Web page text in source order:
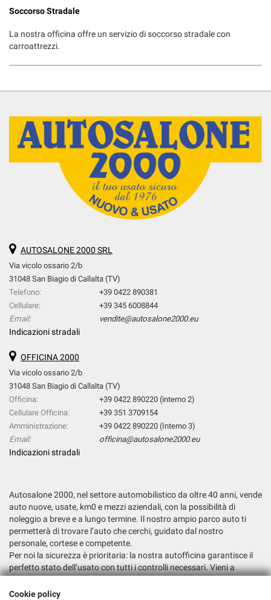
Soccorso Stradale
La nostra officina offre un servizio di soccorso stradale con
carroattrezzi.
AUTOSALONE 2000 SRL
Via vicolo ossario 2/b
31048 San Biagio di Callalta (TV)
Telefono:
+39 0422 890381
Cellulare:
+39 345 6008844
Email:
vendite@autosalone2000.eu
Indicazioni stradali
OFFICINA 2000
Via vicolo ossario 2/b
31048 San Biagio di Callalta (TV)
Officina:
+39 0422 890220 (interno 2)
Cellulare Officina:
+39 351 3709154
Amministrazione:
+39 0422 890220 (Interno 3)
Email:
officina@autosalone2000.eu
Indicazioni stradali
Autosalone 2000, nel settore automobilistico da oltre 40 anni, vende
auto nuove, usate, km0 e mezzi aziendali, con la possibilità di
noleggio a breve e a lungo termine. Il nostro ampio parco auto ti
permetterà di trovare l’auto che cerchi, guidato dal nostro
personale, cortese e competente.
Per noi la sicurezza è prioritaria: la nostra autofficina garantisce il
perfetto stato dell’usato con tutti i controlli necessari. Vieni a
Cookie policy